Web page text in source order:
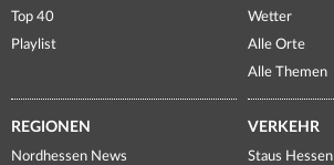
Top 40
Playlist
Wetter
Alle Orte
Alle Themen
REGIONEN
Nordhessen News
VERKEHR
Staus Hessen